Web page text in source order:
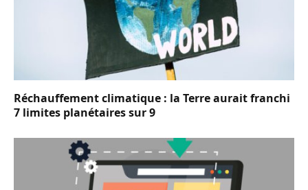
Réchauffement climatique : la Terre aurait franchi
7 limites planétaires sur 9